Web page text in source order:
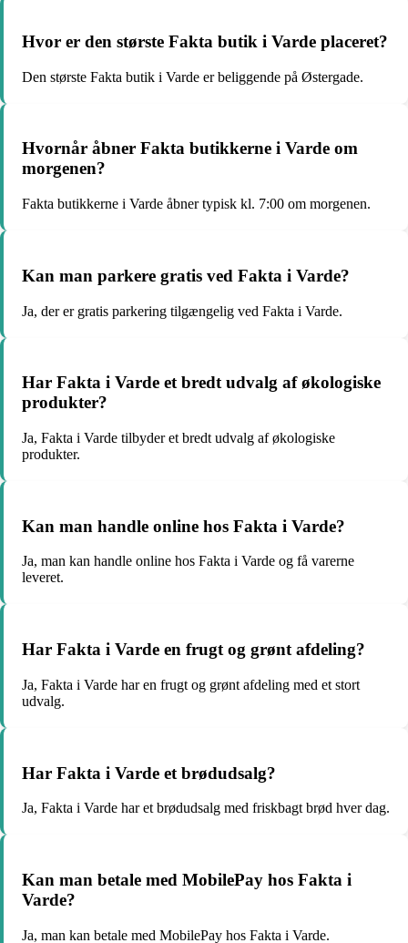
Hvor er den største Fakta butik i Varde placeret?
Den største Fakta butik i Varde er beliggende på Østergade.
Hvornår åbner Fakta butikkerne i Varde om
morgenen?
Fakta butikkerne i Varde åbner typisk kl. 7:00 om morgenen.
Kan man parkere gratis ved Fakta i Varde?
Ja, der er gratis parkering tilgængelig ved Fakta i Varde.
Har Fakta i Varde et bredt udvalg af økologiske
produkter?
Ja, Fakta i Varde tilbyder et bredt udvalg af økologiske
produkter.
Kan man handle online hos Fakta i Varde?
Ja, man kan handle online hos Fakta i Varde og få varerne
leveret.
Har Fakta i Varde en frugt og grønt afdeling?
Ja, Fakta i Varde har en frugt og grønt afdeling med et stort
udvalg.
Har Fakta i Varde et brødudsalg?
Ja, Fakta i Varde har et brødudsalg med friskbagt brød hver dag.
Kan man betale med MobilePay hos Fakta i
Varde?
Ja, man kan betale med MobilePay hos Fakta i Varde.